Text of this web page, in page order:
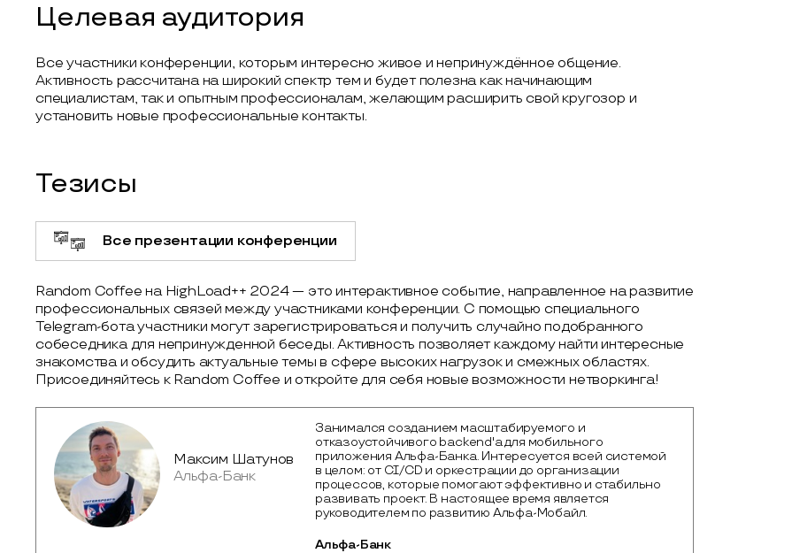
Целевая аудитория
Все участники конференции, которым интересно живое и непринуждённое общение.
Активность рассчитана на широкий спектр тем и будет полезна как начинающим
специалистам, так и опытным профессионалам, желающим расширить свой кругозор и
установить новые профессиональные контакты.
Тезисы
Все презентации конференции
Random Coffee на HighLoad++ 2024 — это интерактивное событие, направленное на развитие
профессиональных связей между участниками конференции. С помощью специального
Telegram-бота участники могут зарегистрироваться и получить случайно подобранного
собеседника для непринужденной беседы. Активность позволяет каждому найти интересные
знакомства и обсудить актуальные темы в сфере высоких нагрузок и смежных областях.
Присоединяйтесь к Random Coffee и откройте для себя новые возможности нетворкинга!
Максим Шатунов
Альфа-Банк
Занимался созданием масштабируемого и
отказоустойчивого backend'а для мобильного
приложения Альфа-Банка. Интересуется всей системой
в целом: от CI/CD и оркестрации до организации
процессов, которые помогают эффективно и стабильно
развивать проект. В настоящее время является
руководителем по развитию Альфа-Мобайл.
Альфа-Банк